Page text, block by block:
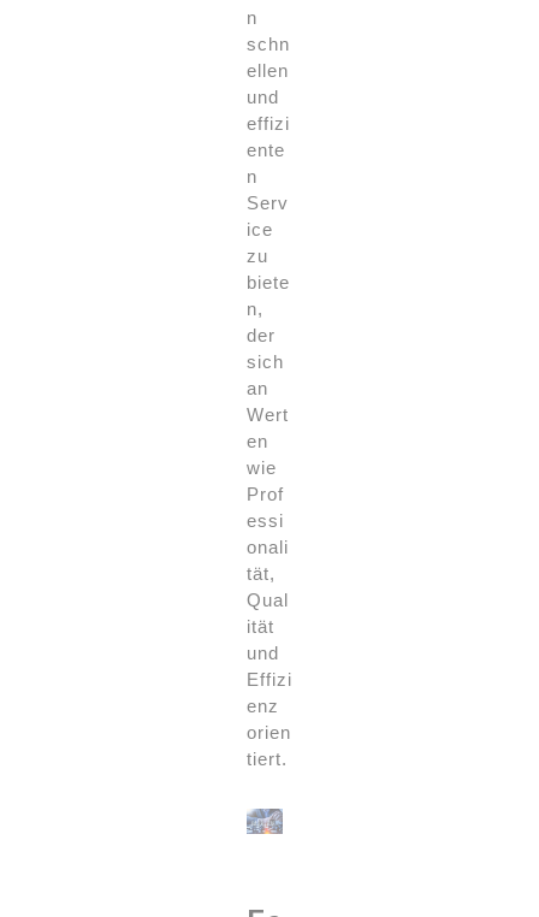
n
schn
ellen
und
effizi
ente
n
Serv
ice
zu
biete
n,
der
sich
an
Wert
en
wie
Prof
essi
onali
tät,
Qual
ität
und
Effizi
enz
orien
tiert.